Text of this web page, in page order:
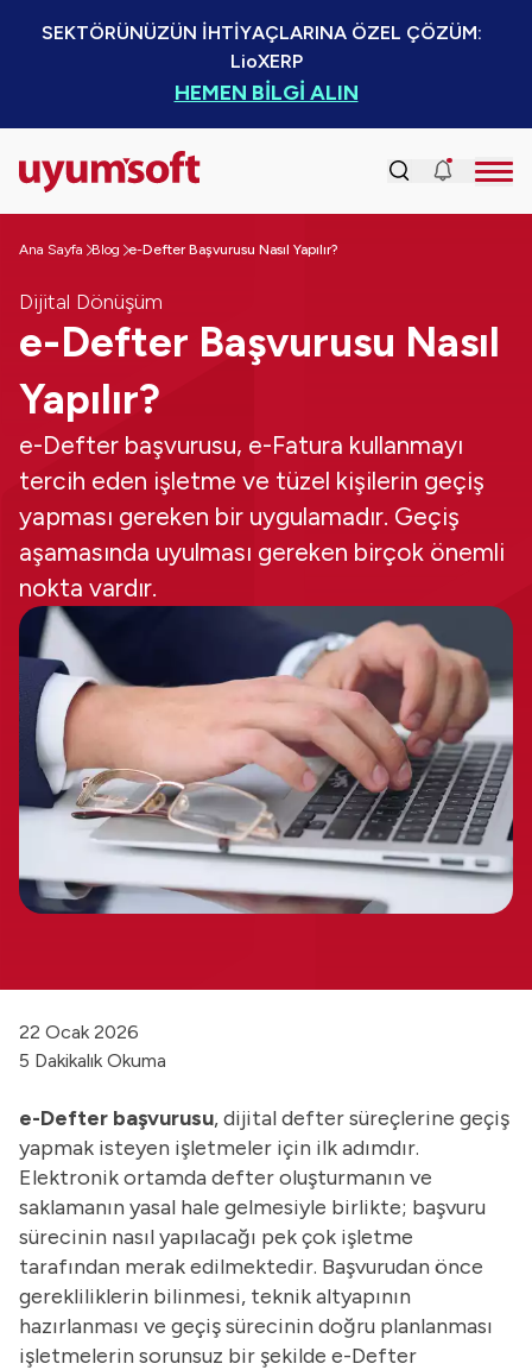
SEKTÖRÜNÜZÜN İHTİYAÇLARINA ÖZEL ÇÖZÜM:
LioXERP
HEMEN BİLGİ ALIN
Ana Sayfa Blog e-Defter Başvurusu Nasıl Yapılır?
Dijital Dönüşüm
e-Defter Başvurusu Nasıl
Yapılır?
e-Defter başvurusu, e-Fatura kullanmayı
tercih eden işletme ve tüzel kişilerin geçiş
yapması gereken bir uygulamadır. Geçiş
aşamasında uyulması gereken birçok önemli
nokta vardır.
22 Ocak 2026
5 Dakikalık Okuma
e-Defter başvurusu, dijital defter süreçlerine geçiş
yapmak isteyen işletmeler için ilk adımdır.
Elektronik ortamda defter oluşturmanın ve
saklamanın yasal hale gelmesiyle birlikte; başvuru
sürecinin nasıl yapılacağı pek çok işletme
tarafından merak edilmektedir. Başvurudan önce
gerekliliklerin bilinmesi, teknik altyapının
hazırlanması ve geçiş sürecinin doğru planlanması
işletmelerin sorunsuz bir şekilde e-Defter